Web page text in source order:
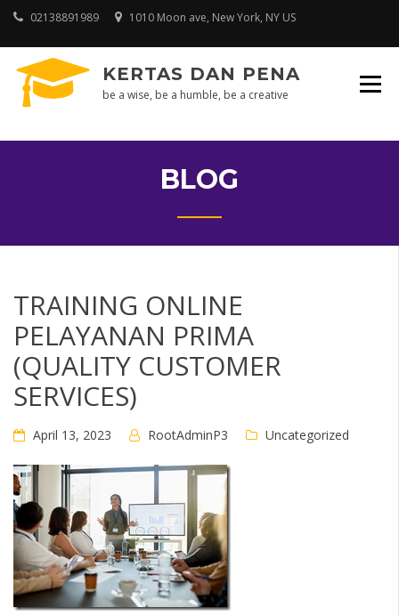
Skip
content
02138891989 1010 Moon ave, New York, NY US
KERTAS DAN PENA
be a wise, be a humble, be a creative
BLOG
TRAINING ONLINE
PELAYANAN PRIMA
(QUALITY CUSTOMER
SERVICES)
April 13, 2023 RootAdminP3 Uncategorized